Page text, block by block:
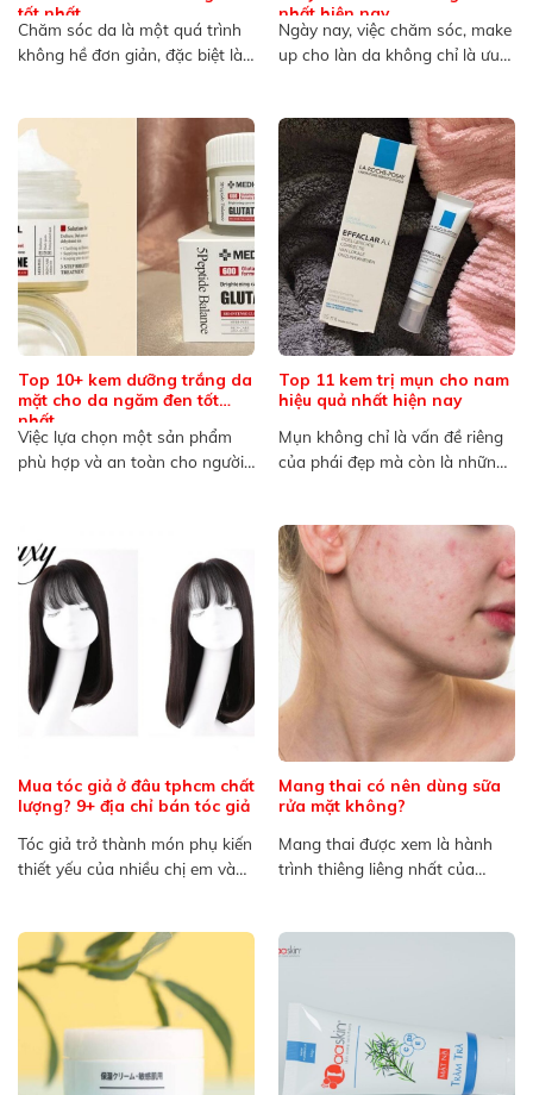
tốt nhất
Chăm sóc da là một quá trình
không hề đơn giản, đặc biệt là
nhất hiện nay
Ngày nay, việc chăm sóc, make
up cho làn da không chỉ là ưu
Top 10+ kem dưỡng trắng da
mặt cho da ngăm đen tốt
nhất
Việc lựa chọn một sản phẩm
phù hợp và an toàn cho người
Top 11 kem trị mụn cho nam
hiệu quả nhất hiện nay
Mụn không chỉ là vấn đề riêng
của phái đẹp mà còn là những
Mua tóc giả ở đâu tphcm chất
lượng? 9+ địa chỉ bán tóc giả
Tóc giả trở thành món phụ kiến
thiết yếu của nhiều chị em và
Mang thai có nên dùng sữa
rửa mặt không?
Mang thai được xem là hành
trình thiêng liêng nhất của